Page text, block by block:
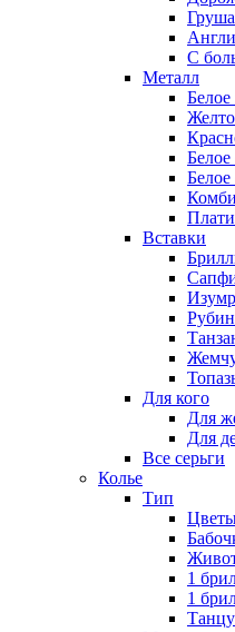
Груша
С
Металл
Белое
Вставки
Для кого
Для
Для
Все серьги
Колье
Тип
1
1